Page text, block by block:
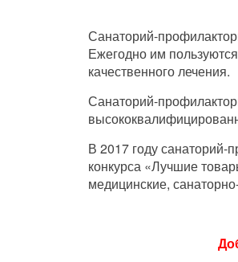
Санаторий-
Ежегодно им
качественного лечения.
Санаторий-
В 2017 году санаторий-
конкурса «Лучшие
медицинские,